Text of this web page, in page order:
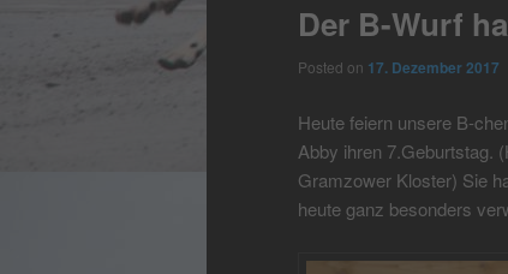
Der B-Wurf
Posted on 17. Dezember 2017
Heute feiern unsere B-
Abby ihren 7.Geburtstag.
Gramzower Kloster) Sie
heute ganz besonders